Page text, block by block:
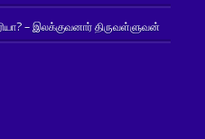
– இலக்குவனார் திருவள்ளுவன்